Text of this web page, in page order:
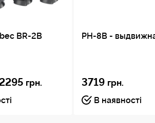
BR-2B
грн.
PH-8B -
3719 грн.
В наявності